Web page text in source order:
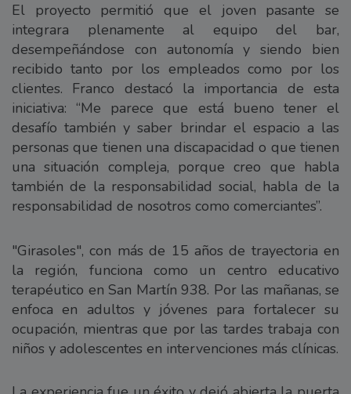
El proyecto permitió que el joven pasante se
integrara plenamente al equipo del bar,
desempeñándose con autonomía y siendo bien
recibido tanto por los empleados como por los
clientes. Franco destacó la importancia de esta
iniciativa: “Me parece que está bueno tener el
desafío también y saber brindar el espacio a las
personas que tienen una discapacidad o que tienen
una situación compleja, porque creo que habla
también de la responsabilidad social, habla de la
responsabilidad de nosotros como comerciantes”.
"Girasoles", con más de 15 años de trayectoria en
la región, funciona como un centro educativo
terapéutico en San Martín 938. Por las mañanas, se
enfoca en adultos y jóvenes para fortalecer su
ocupación, mientras que por las tardes trabaja con
niños y adolescentes en intervenciones más clínicas.